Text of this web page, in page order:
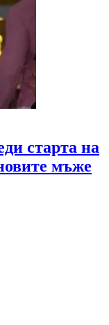
старта на
мъже